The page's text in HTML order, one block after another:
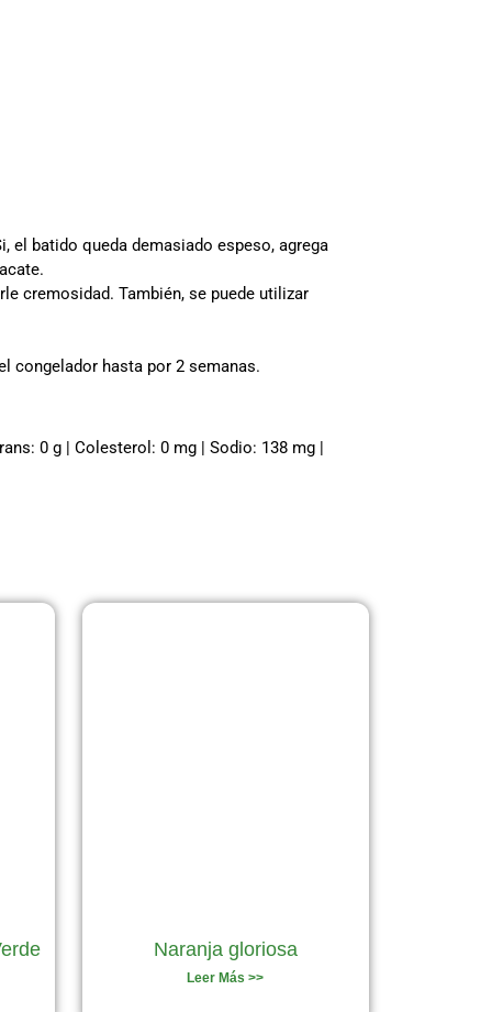
el batido queda demasiado espeso, agrega
cremosidad. También, se puede utilizar
congelador hasta por 2 semanas.
0 g | Colesterol: 0 mg | Sodio: 138 mg |
Naranja gloriosa
Leer Más >>